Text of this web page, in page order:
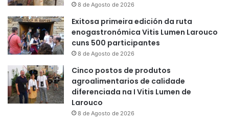
8 de Agosto de 2026
Exitosa primeira edición da ruta
enogastronómica Vitis Lumen Larouco
cuns 500 participantes
8 de Agosto de 2026
Cinco postos de produtos
agroalimentarios de calidade
diferenciada na I Vitis Lumen de
Larouco
8 de Agosto de 2026